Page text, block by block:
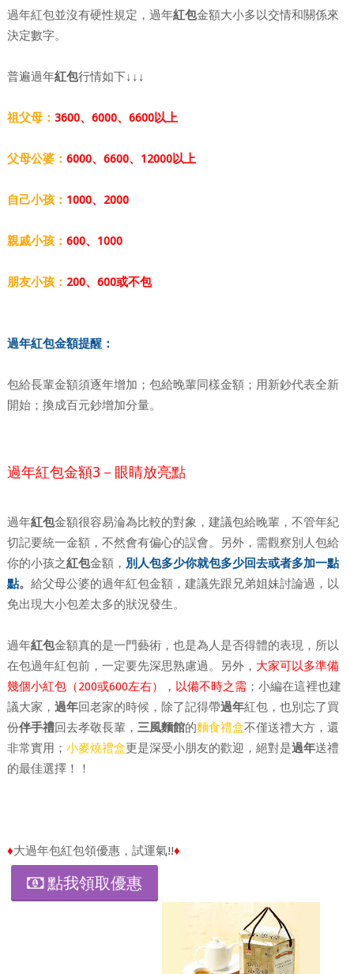
過年紅包並沒有硬性規定，過年紅包金額大小多以交情和關係來
決定數字。
普遍過年紅包行情如下↓↓↓
祖父母： 3600、6000、6600以上
父母公婆： 6000、6600、12000以上
自己小孩： 1000、2000
親戚小孩： 600、1000
朋友小孩： 200、600或不包
過年紅包金額提醒：
包給長輩金額須逐年增加；包給晚輩同樣金額；用新鈔代表全新
開始；換成百元鈔增加分量。
過年紅包金額3－眼睛放亮點
過年紅包金額很容易淪為比較的對象，建議包給晚輩，不管年紀
切記要統一金額，不然會有偏心的誤會。另外，需觀察別人包給
你的小孩之紅包金額， 別人包多少你就包多少回去或者多加一點
點。 給父母公婆的過年紅包金額，建議先跟兄弟姐妹討論過，以
免出現大小包差太多的狀況發生。
過年紅包金額真的是一門藝術，也是為人是否得體的表現，所以
在包過年紅包前，一定要先深思熟慮過。另外， 大家可以多準備
幾個小紅包（200或600左右），以備不時之需；小編在這裡也建
議大家， 過年回老家的時候，除了記得帶過年紅包，也別忘了買
份伴手禮回去孝敬長輩， 三風麵館的麵食禮盒不僅送禮大方，還
非常實用； 小麥燒禮盒更是深受小朋友的歡迎，絕對是過年送禮
的最佳選擇！！
♦大過年包紅包領優惠，試運氣!!♦
點我領取優惠